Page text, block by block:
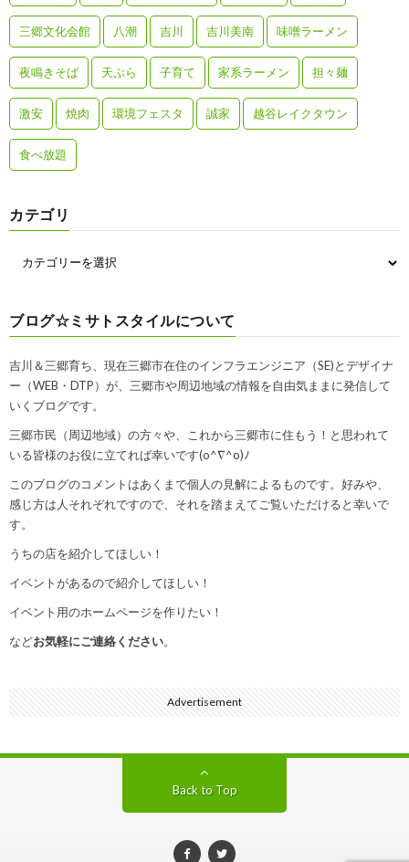
三郷文化会館 八潮 吉川 吉川美南 味噌ラーメン
夜鳴きそば 天ぷら 子育て 家系ラーメン 担々麺
激安 焼肉 環境フェスタ 誠家 越谷レイクタウン
食べ放題
カテゴリ
ブログ☆ミサトスタイルについて
吉川＆三郷育ち、現在三郷市在住のインフラエンジニア（SE)とデザイナ
ー（WEB・DTP）が、三郷市や周辺地域の情報を自由気ままに発信して
いくブログです。
三郷市民（周辺地域）の方々や、これから三郷市に住もう！と思われて
いる皆様のお役に立てれば幸いです(o^∇^o)ﾉ
このブログのコメントはあくまで個人の見解によるものです。好みや、
感じ方は人それぞれですので、それを踏まえてご覧いただけると幸いで
す。
うちの店を紹介してほしい！
イベントがあるので紹介してほしい！
イベント用のホームページを作りたい！
などお気軽にご連絡ください。
Advertisement
Back to Top